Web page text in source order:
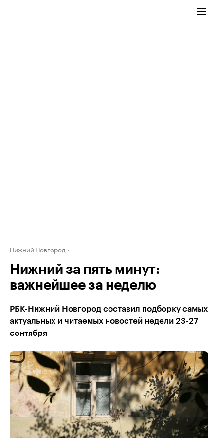
Нижний Новгород
Нижний за пять минут:
важнейшее за неделю
РБК-Нижний Новгород составил подборку самых
актуальных и читаемых новостей недели 23-27
сентября